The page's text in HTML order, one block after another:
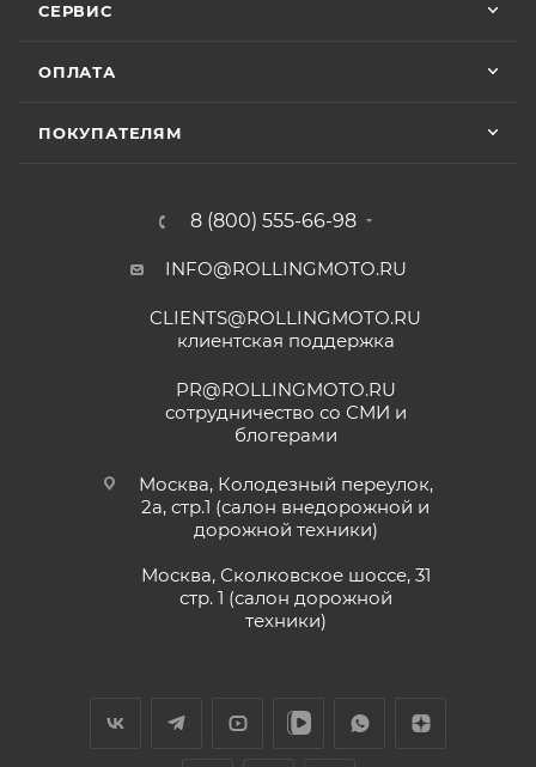
СЕРВИС
ОПЛАТА
ПОКУПАТЕЛЯМ
8 (800) 555-66-98
INFO@ROLLINGMOTO.RU
CLIENTS@ROLLINGMOTO.RU
клиентская поддержка
PR@ROLLINGMOTO.RU
сотрудничество со СМИ и
блогерами
Москва, Колодезный переулок,
2а, стр.1 (салон внедорожной и
дорожной техники)
Москва, Сколковское шоссе, 31
стр. 1 (салон дорожной
техники)